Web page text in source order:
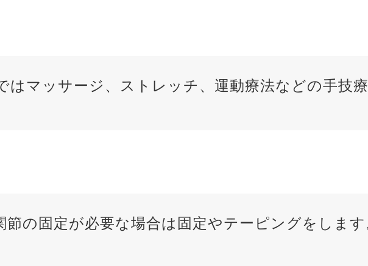
はマッサージ、ストレッチ、運動療法などの手技
の固定が必要な場合は固定やテーピングをします